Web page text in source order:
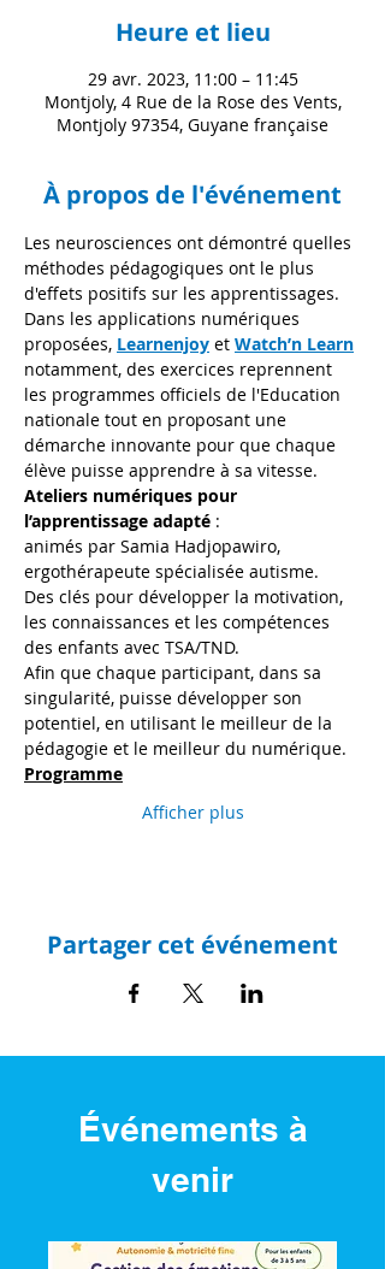
Heure et lieu
29 avr. 2023, 11:00 – 11:45
Montjoly, 4 Rue de la Rose des Vents,
Montjoly 97354, Guyane française
À propos de l'événement
Les neurosciences ont démontré quelles
méthodes pédagogiques ont le plus
d'effets positifs sur les apprentissages.
Dans les applications numériques
proposées, Learnenjoy et Watch’n Learn
notamment, des exercices reprennent
les programmes officiels de l'Education
nationale tout en proposant une
démarche innovante pour que chaque
élève puisse apprendre à sa vitesse.
Ateliers numériques pour
l’apprentissage adapté :
animés par Samia Hadjopawiro,
ergothérapeute spécialisée autisme.
Des clés pour développer la motivation,
les connaissances et les compétences
des enfants avec TSA/TND.
Afin que chaque participant, dans sa
singularité, puisse développer son
potentiel, en utilisant le meilleur de la
pédagogie et le meilleur du numérique.
Programme
Afficher plus
Partager cet événement
Événements à
venir